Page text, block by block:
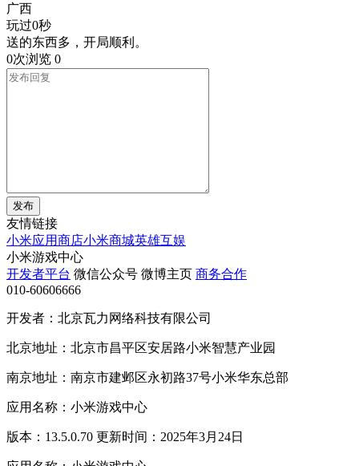
广西
玩过0秒
送的东西多，开局顺利。
0次浏览 0
发布
友情链接
小米应用商店小米商城英雄互娱
小米游戏中心
开发者平台 微信公众号 微博主页 商务合作
010-60606666
开发者：北京瓦力网络科技有限公司
北京地址：北京市昌平区安居路小米智慧产业园
南京地址：南京市建邺区永初路37号小米华东总部
应用名称：小米游戏中心
版本：13.5.0.70 更新时间：2025年3月24日